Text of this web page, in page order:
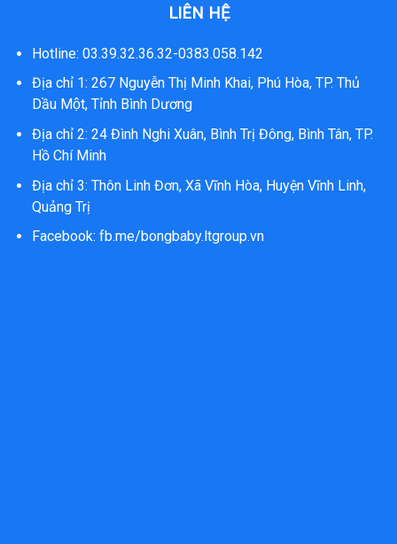
LIÊN HỆ
Hotline: 03.39.32.36.32-0383.058.142
Địa chỉ 1: 267 Nguyễn Thị Minh Khai, Phú Hòa, TP. Thủ
Dầu Một, Tỉnh Bình Dương
Địa chỉ 2: 24 Đình Nghi Xuân, Bình Trị Đông, Bình Tân, TP.
Hồ Chí Minh
Địa chỉ 3: Thôn Linh Đơn, Xã Vĩnh Hòa, Huyện Vĩnh Linh,
Quảng Trị
Facebook: fb.me/bongbaby.ltgroup.vn